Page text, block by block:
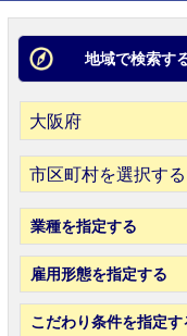
地域で検索す
市区町村を選択する
業種を指定する
雇用形態を指定する
こだわり条件を指定す